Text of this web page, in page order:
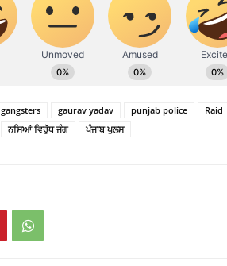
gangsters gaurav yadav punjab police Raid
ਨਸਿਆਂ ਵਿਰੁੱਧ ਜੰਗ ਪੰਜਾਬ ਪੁਲਸ